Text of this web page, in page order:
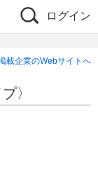
ログイン
載企業のWebサイトへ
〉